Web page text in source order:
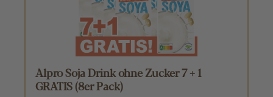
Alpro Soja Drink ohne Zucker 7 + 1
GRATIS (8er Pack)